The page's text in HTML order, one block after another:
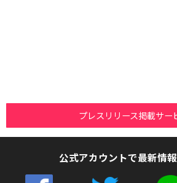
プレスリリース掲載サー
公式アカウントで最新情報